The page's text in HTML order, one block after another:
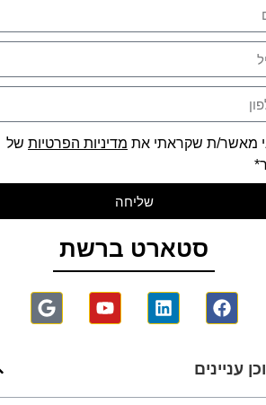
מאשר/ת שקראתי את מדיניות הפרטיותשל
שליחה
סטארט ברשת
עניינים